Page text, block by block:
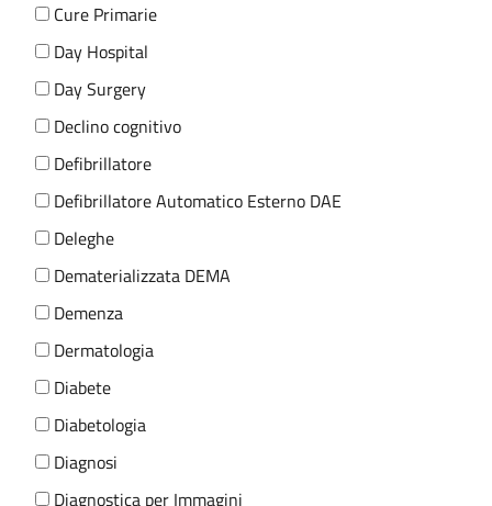
Cure Primarie
Day Hospital
Day Surgery
Declino cognitivo
Defibrillatore
Defibrillatore Automatico Esterno DAE
Deleghe
Dematerializzata DEMA
Demenza
Dermatologia
Diabete
Diabetologia
Diagnosi
Diagnostica per Immagini